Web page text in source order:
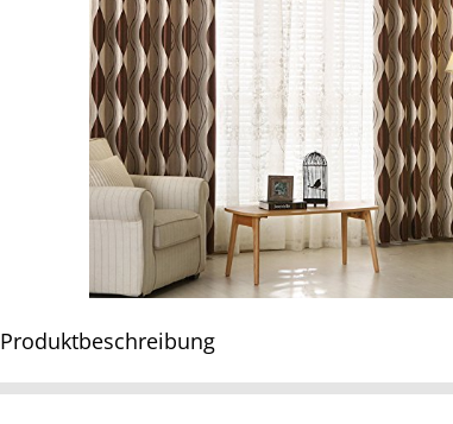
Produktbeschreibung